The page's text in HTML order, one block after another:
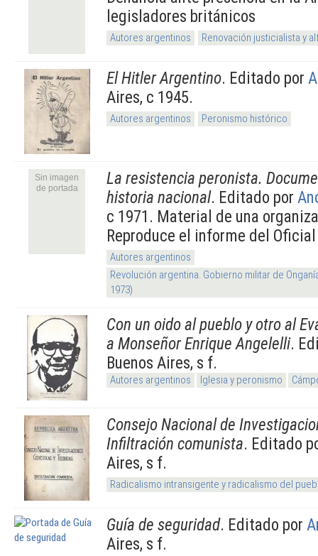
legisladores británicos
Autores argentinos Renovación justicialista y
El Hitler Argentino. Editado por
Aires, c 1945.
Autores argentinos Peronismo histórico
Sin imagen
de portada
La resistencia peronista.
historia nacional. Editado por
c 1971. Material de una
Reproduce el informe del
Autores argentinos
Revolución argentina. Gobierno militar de
1973)
Con un oido al pueblo y otro al
a Monseñor Enrique Angelelli.
Buenos Aires, s f.
Autores argentinos Iglesia y peronismo
Consejo Nacional de
Infiltración comunista. Editado
Aires, s f.
Radicalismo intransigente y radicalismo del
Guía de seguridad. Editado por
Aires, s f.